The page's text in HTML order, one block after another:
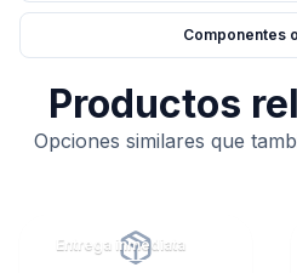
Componentes
Productos
Opciones similares que
Entrega inmediata